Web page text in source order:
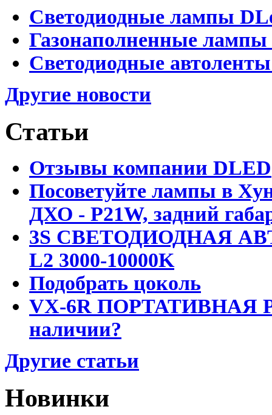
Светодиодные лампы
Газонаполненные
Светодиодные
Другие новости
Статьи
Отзывы компании DLED
Посоветуйте лампы в
ДХО - P21W, задний
3S СВЕТОДИОДНАЯ
L2 3000-10000K
Подобрать цоколь
VX-6R ПОРТАТИВНАЯ
наличии?
Другие статьи
Новинки